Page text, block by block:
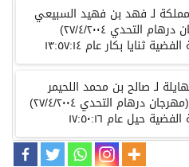
لـ فهد بن فهيد السبيعي
(مهرجان درهام التحدي ٢٧/٤/٢٠٠٤)
ثنايا بكار عام ١٣:٥٧:١٤
لـ صالح بن محمد اللحيمر
المري (مهرجان درهام التحدي ٢٧/٤/٢٠٠٤)
حيل عام ١٧:٥٠:١٦